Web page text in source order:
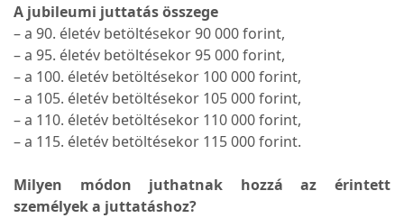
A jubileumi juttatás összege
– a 90. életév betöltésekor 90 000 forint,
– a 95. életév betöltésekor 95 000 forint,
– a 100. életév betöltésekor 100 000 forint,
– a 105. életév betöltésekor 105 000 forint,
– a 110. életév betöltésekor 110 000 forint,
– a 115. életév betöltésekor 115 000 forint.
Milyen módon juthatnak hozzá az érintett
személyek a juttatáshoz?